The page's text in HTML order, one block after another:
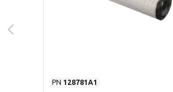
PN 128781A1